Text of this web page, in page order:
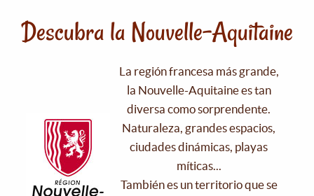
Descubra la Nouvelle-Aquitaine
La región francesa más grande,
la Nouvelle-Aquitaine es tan
diversa como sorprendente.
Naturaleza, grandes espacios,
ciudades dinámicas, playas
míticas...
También es un territorio que se